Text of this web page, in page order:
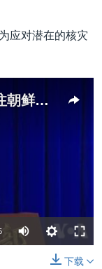
应对潜在的核灾
陈中吉称台湾召开国安会议关注朝鲜半岛局势原声视频
下载